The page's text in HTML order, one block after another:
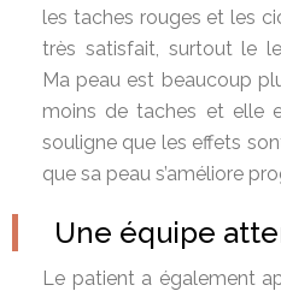
les taches rouges et les
très satisfait, surtout le
Ma peau est beaucoup
moins de taches et elle
souligne que les effets
que sa peau s’améliore
Une équipe
Le patient a également